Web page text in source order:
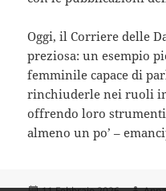
Oggi, il Corriere delle
preziosa: un esempio
femminile capace di
rinchiuderle nei ruoli
offrendo loro strumenti
almeno un po’ –